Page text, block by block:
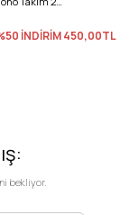
İNDİRİM450,00TL
bekliyor.